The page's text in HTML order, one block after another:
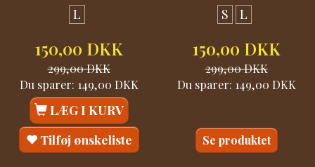
L
150,00 DKK
299,00 DKK
Du sparer: 149,00 DKK
LÆG I KURV
Tilføj ønskeliste
S L
150,00 DKK
299,00 DKK
Du sparer: 149,00 DKK
Se produktet